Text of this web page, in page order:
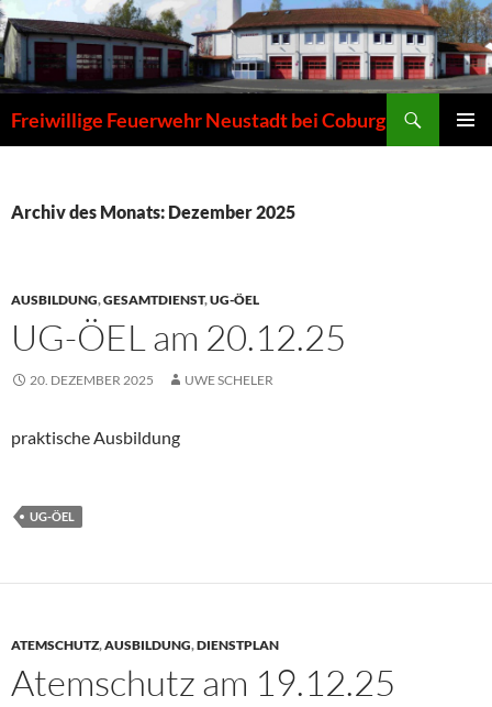
Zum
Inhalt
springen
Freiwillige Feuerwehr Neustadt bei Coburg
Archiv des Monats: Dezember 2025
AUSBILDUNG,GESAMTDIENST,UG-ÖEL
UG-ÖEL am 20.12.25
20. DEZEMBER 2025 UWE SCHELER
praktische Ausbildung
UG-ÖEL
ATEMSCHUTZ,AUSBILDUNG,DIENSTPLAN
Atemschutz am 19.12.25